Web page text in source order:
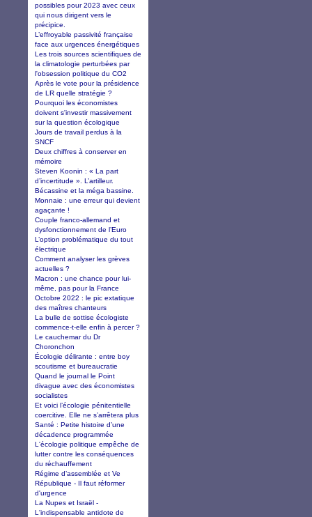
possibles pour 2023 avec ceux
qui nous dirigent vers le
précipice.
L’effroyable passivité française
face aux urgences énergétiques
Les trois sources scientifiques de
la climatologie perturbées par
l'obsession politique du CO2
Après le vote pour la présidence
de LR quelle stratégie ?
Pourquoi les économistes
doivent s'investir massivement
sur la question écologique
Jours de travail perdus à la
SNCF
Deux chiffres à conserver en
mémoire
Steven Koonin : « La part
d’incertitude ». L’artilleur.
Bécassine et la méga bassine.
Monnaie : une erreur qui devient
agaçante !
Couple franco-allemand et
dysfonctionnement de l’Euro
L’option problématique du tout
électrique
Comment analyser les grèves
actuelles ?
Macron : une chance pour lui-
même, pas pour la France
Octobre 2022 : le pic extatique
des maîtres chanteurs
La bulle de sottise écologiste
commence-t-elle enfin à percer ?
Le cauchemar du Dr
Choronchon
Écologie délirante : entre boy
scoutisme et bureaucratie
Quand le journal le Point
divague avec des économistes
socialistes
Et voici l’écologie pénitentielle
coercitive. Elle ne s’arrêtera plus
Santé : Petite histoire d’une
décadence programmée
L'écologie politique empêche de
lutter contre les conséquences
du réchauffement
Régime d’assemblée et Ve
République - Il faut réformer
d'urgence
La Nupes et Israël -
L'indispensable antidote de